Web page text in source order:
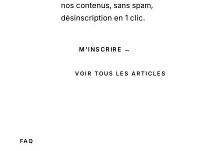
nos contenus, sans spam,
désinscription en 1 clic.
M'INSCRIRE →
VOIR TOUS LES ARTICLES
FAQ